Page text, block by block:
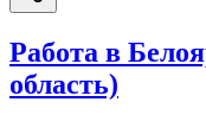
Работа в
область)